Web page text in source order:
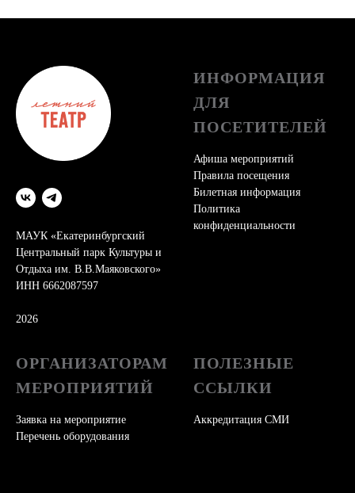
МАУК «Екатеринбургский
Центральный парк Культуры и
Отдыха им. В.В.Маяковского»
ИНН 6662087597
2026
ИНФОРМАЦИЯ
ДЛЯ
ПОСЕТИТЕЛЕЙ
Афиша мероприятий
Правила посещения
Билетная информация
Политика
конфиденциальности
ОРГАНИЗАТОРАМ
МЕРОПРИЯТИЙ
Заявка на мероприятие
Перечень оборудования
ПОЛЕЗНЫЕ
ССЫЛКИ
Аккредитация СМИ